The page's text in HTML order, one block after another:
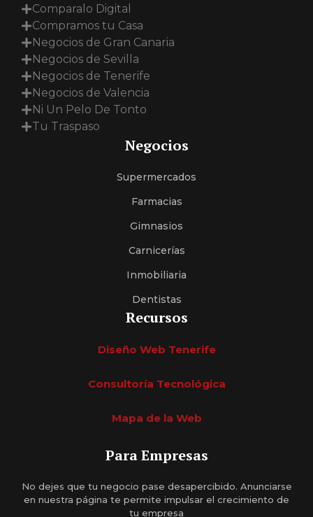
Comparalo Digital
Compramos tu Casa
Negocios de Gran Canaria
Negocios de Sevilla
Negocios de Tenerife
Negocios de Valencia
Ni Un Pelo De Tonto
Tu Traspaso
Negocios
Supermercados
Farmacias
Gimnasios
Carnicerías
Inmobiliaria
Dentistas
Recursos
Diseño Web Tenerife
Consultoría Tecnológica
Mapa de la Web
Para Empresas
No dejes que tu negocio pase desapercibido. Anunciarse
en nuestra página te permite impulsar el crecimiento de
tu empresa